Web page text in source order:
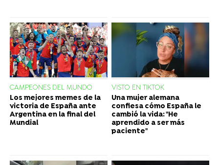
CAMPEONES DEL MUNDO
Los mejores memes de la
victoria de España ante
Argentina en la final del
Mundial
VISTO EN TIKTOK
Una mujer alemana
confiesa cómo España le
cambió la vida: "He
aprendido a ser más
paciente"